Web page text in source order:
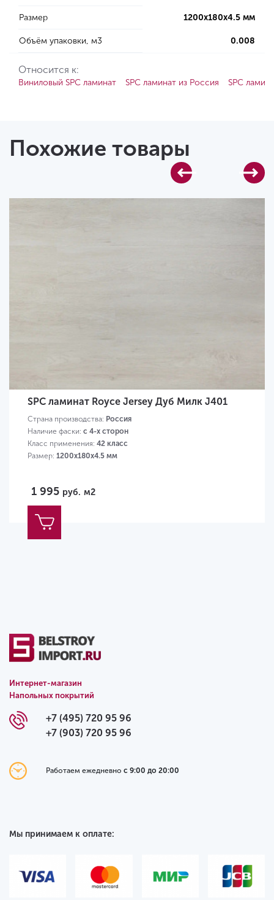
Размер 1200х180х4.5 мм
Объём упаковки, м3 0.008
Относится к:
Виниловый SPC ламинат SPC ламинат из Россия SPC
Похожие товары
SPC ламинат Royce Jersey Дуб Милк J401
Страна производства: Россия
Наличие фаски: с 4-х сторон
Класс применения: 42 класс
Размер: 1200х180х4.5 мм
1 995 руб. м2
Интернет-магазин
Напольных покрытий
+7 (495) 720 95 96
+7 (903) 720 95 96
Работаем ежедневно с 9:00 до 20:00
Мы принимаем к оплате: